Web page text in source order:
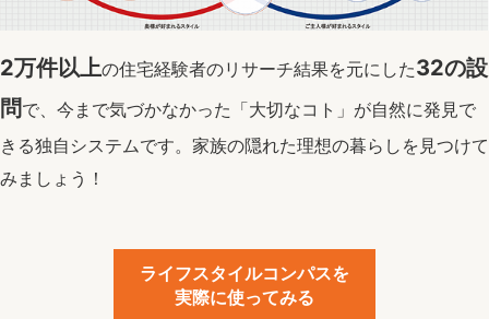
2万件以上の住宅経験者のリサーチ結果を元にした32の設
問で、今まで気づかなかった「大切なコト」が自然に発見で
きる独自システムです。家族の隠れた理想の暮らしを見つけて
みましょう！
ライフスタイルコンパスを
実際に使ってみる